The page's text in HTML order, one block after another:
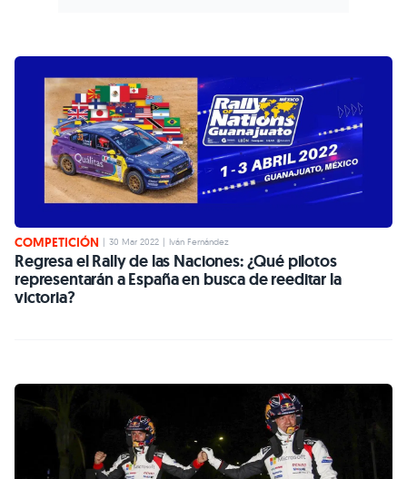
COMPETICIÓN 30 Mar 2022 Iván Fernández
Regresa el Rally de las Naciones: ¿Qué pilotos
representarán a España en busca de reeditar la
victoria?